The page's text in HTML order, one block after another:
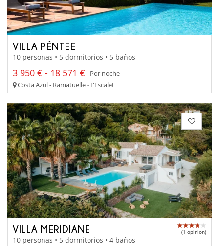
VILLA PÉNTEE
10 personas • 5 dormitorios • 5 baños
3 950 € - 18 571 €
Por noche
Costa Azul - Ramatuelle - L'Escalet
VILLA MERIDIANE (1 opinion)
10 personas • 5 dormitorios • 4 baños